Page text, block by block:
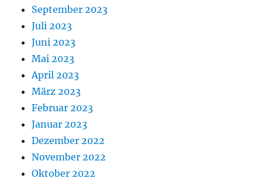
September 2023
Juli 2023
Juni 2023
Mai 2023
April 2023
März 2023
Februar 2023
Januar 2023
Dezember 2022
November 2022
Oktober 2022